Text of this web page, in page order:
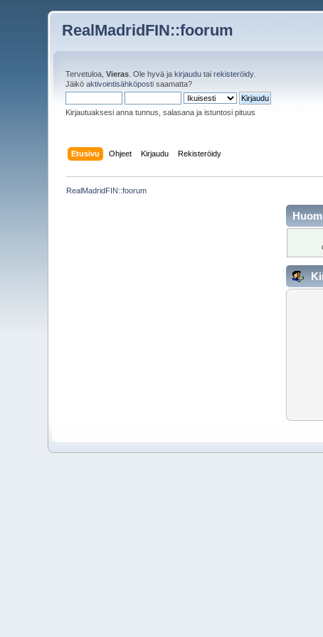
RealMadridFIN::foorum
Tervetuloa,Vieras . Ole hyvä jakirjaudu tairekisteröidy.
Jäiköaktivointisähköposti saamatta?
Kirjautuaksesi anna tunnus, salasana ja istuntosi pituus
Etusivu Ohjeet Kirjaudu Rekisteröidy
RealMadridFIN::foorum